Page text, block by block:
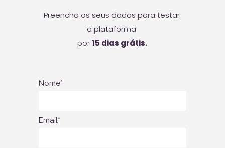
Preencha os seus dados para testar
a plataforma
por 15 dias grátis.
Nome*
Email*